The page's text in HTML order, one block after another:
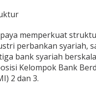
memperkuat
perbankan syariah,
bank syariah
Kelompok Bank
2 dan 3.